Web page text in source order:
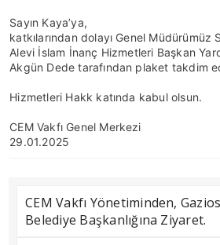
Sayın Kaya’ya,
katkılarından dolayı Genel Müdürümüz
Alevi İslam İnanç Hizmetleri Başkan
Akgün Dede tarafından plaket takdim
Hizmetleri Hakk katında kabul olsun.
CEM Vakfı Genel Merkezi
29.01.2025
CEM Vakfı Yönetiminden,
Belediye Başkanlığına Ziyaret.